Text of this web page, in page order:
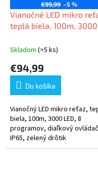
€99,99 –5 %
Vianočné LED mikro
teplá biela, 100m, 3000
drôt, IP65
Skladom (>5 ks)
€94,99
Do košíka
Vianočný LED mikro reťaz,
biela, 100m, 3000 LED, 8
programov, diaľkový
IP65, zelený drôtik